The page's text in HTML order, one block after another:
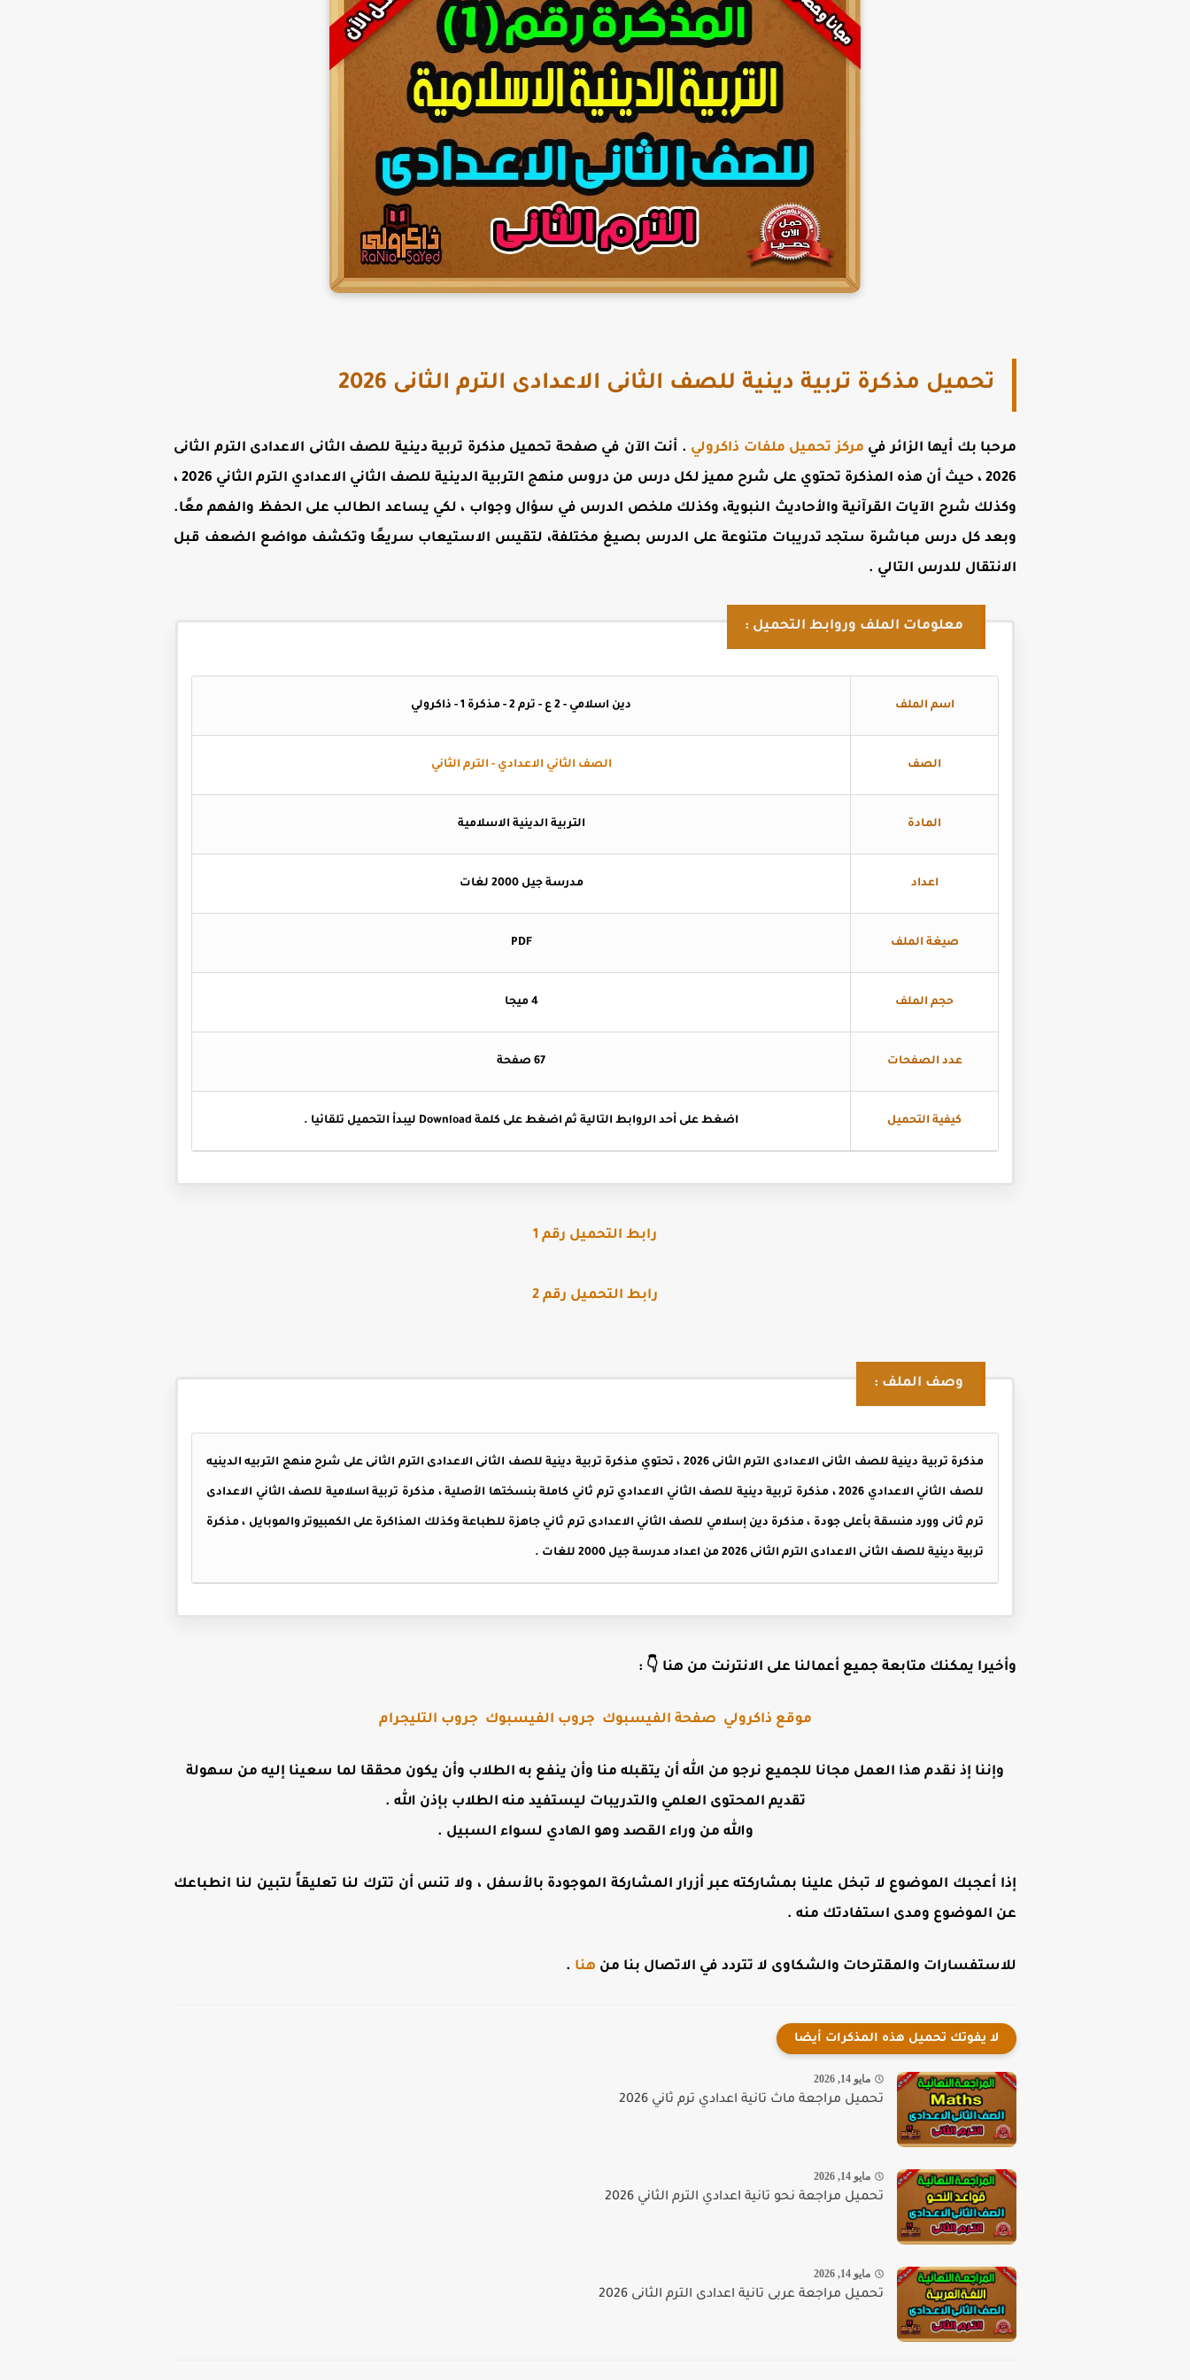
تحميل مذكرة تربية دينية للصف الثانى الاعدادى الترم الثانى 2026
مرحبا بك أيها الزائر في مركز تحميل ملفات ذاكرولي . أنت الآن في صفحة تحميل مذكرة تربية دينية للصف الثانى الاعدادى الترم الثانى
2026 ،
حيث أن هذه المذكرة تحتوي على شرح مميز لكل درس من دروس منهج التربية الدينية للصف الثاني الاعدادي الترم الثاني 2026
،
وكذلك شرح الآيات القرآنية والأحاديث النبوية، وكذلك ملخص الدرس في سؤال وجواب ، لكي يساعد الطالب على الحفظ والفهم معًا.
وبعد كل درس مباشرة ستجد تدريبات متنوعة على الدرس بصيغ مختلفة، لتقيس الاستيعاب سريعًا وتكشف مواضع الضعف قبل
الانتقال للدرس التالي .
معلومات الملف وروابط التحميل :
اسم الملف دين اسلامي - 2 ع - ترم 2 - مذكرة 1 - ذاكرولي
الصف الصف الثاني الاعدادي - الترم الثاني
المادة التربية الدينية الاسلامية
اعداد مدرسة جيل 2000 لغات
صيغة الملف PDF
حجم الملف 4 ميجا
عدد الصفحات 67 صفحة
كيفية التحميل اضغط على أحد الروابط التالية ثم اضغط على كلمة Download ليبدأ التحميل تلقائيا .
رابط التحميل رقم 1
رابط التحميل رقم 2
وصف الملف :
مذكرة تربية دينية للصف الثانى الاعدادى الترم الثانى 2026 ، تحتوي مذكرة تربية دينية للصف الثانى الاعدادى الترم الثانى على شرح منهج التربيه الدينيه
للصف الثاني الاعدادي 2026 ، مذكرة تربية دينية للصف الثاني الاعدادي ترم ثاني كاملة بنسختها الأصلية ، مذكرة تربية اسلامية للصف الثاني الاعدادى
ترم ثانى وورد منسقة بأعلى جودة ، مذكرة دين إسلامي للصف الثاني الاعدادى ترم ثاني جاهزة للطباعة وكذلك المذاكرة على الكمبيوتر والموبايل ، مذكرة
تربية دينية للصف الثانى الاعدادى الترم الثانى 2026 من اعداد مدرسة جيل 2000 للغات .
وأخيرا يمكنك متابعة جميع أعمالنا على الانترنت من هنا 👇 :
موقع ذاكرولي صفحة الفيسبوك جروب الفيسبوك جروب التليجرام
وإننا إذ نقدم هذا العمل مجانا للجميع نرجو من الله أن يتقبله منا وأن ينفع به الطلاب وأن يكون محققا لما سعينا إليه من سهولة
تقديم المحتوى العلمي والتدريبات ليستفيد منه الطلاب بإذن الله .
والله من وراء القصد وهو الهادي لسواء السبيل .
إذا أعجبك الموضوع لا تبخل علينا بمشاركته عبر أزرار المشاركة الموجودة بالأسفل ، ولا تنس أن تترك لنا تعليقاً لتبين لنا انطباعك
عن الموضوع ومدى استفادتك منه .
للاستفسارات والمقترحات والشكاوى لا تتردد في الاتصال بنا من هنا .
لا يفوتك تحميل هذه المذكرات أيضا
مايو 14, 2026
تحميل مراجعة ماث تانية اعدادي ترم ثاني 2026
مايو 14, 2026
تحميل مراجعة نحو تانية اعدادي الترم الثاني 2026
مايو 14, 2026
تحميل مراجعة عربى تانية اعدادى الترم الثانى 2026